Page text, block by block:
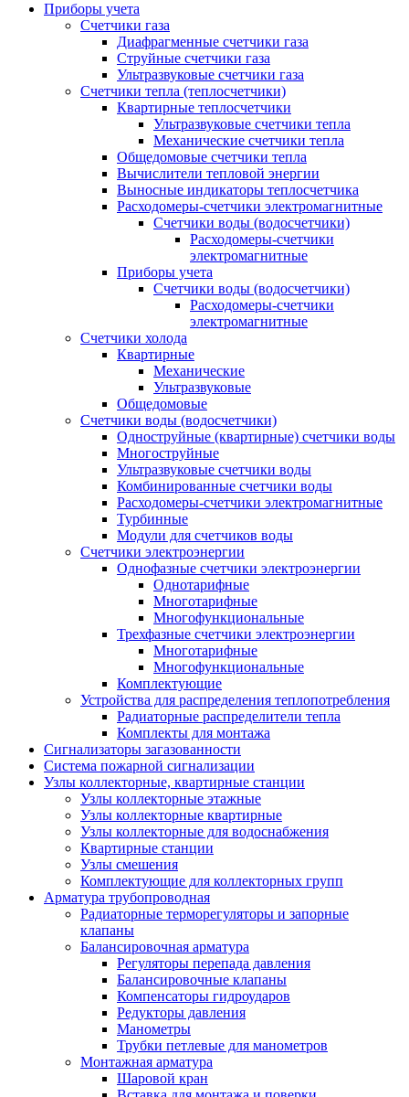
Приборы учета
Счетчики газа
Диафрагменные счетчики газа
Струйные счетчики газа
Ультразвуковые счетчики газа
Счетчики тепла (теплосчетчики)
Квартирные теплосчетчики
Ультразвуковые счетчики тепла
Механические счетчики тепла
Общедомовые счетчики тепла
Вычислители тепловой энергии
Выносные индикаторы теплосчетчика
Расходомеры-счетчики электромагнитные
Счетчики воды (водосчетчики)
Расходомеры-счетчики
электромагнитные
Приборы учета
Счетчики воды (водосчетчики)
Расходомеры-счетчики
электромагнитные
Счетчики холода
Квартирные
Механические
Ультразвуковые
Общедомовые
Счетчики воды (водосчетчики)
Одноструйные (квартирные) счетчики воды
Многоструйные
Ультразвуковые счетчики воды
Комбинированные счетчики воды
Расходомеры-счетчики электромагнитные
Турбинные
Модули для счетчиков воды
Счетчики электроэнергии
Однофазные счетчики электроэнергии
Однотарифные
Многотарифные
Многофункциональные
Трехфазные счетчики электроэнергии
Многотарифные
Многофункциональные
Комплектующие
Устройства для распределения теплопотребления
Радиаторные распределители тепла
Комплекты для монтажа
Сигнализаторы загазованности
Система пожарной сигнализации
Узлы коллекторные, квартирные станции
Узлы коллекторные этажные
Узлы коллекторные квартирные
Узлы коллекторные для водоснабжения
Квартирные станции
Узлы смешения
Комплектующие для коллекторных групп
Арматура трубопроводная
Радиаторные терморегуляторы и запорные
клапаны
Балансировочная арматура
Регуляторы перепада давления
Балансировочные клапаны
Компенсаторы гидроударов
Редукторы давления
Манометры
Трубки петлевые для манометров
Монтажная арматура
Шаровой кран